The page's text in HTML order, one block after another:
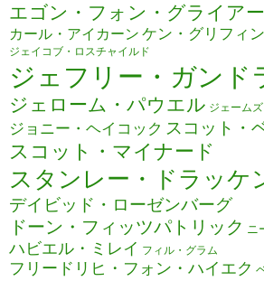
エゴン・フォン・グライア
カール・アイカーン ケン・グリフィン
ジェイコブ・ロスチャイルド
ジェフリー・ガンド
ジェローム・パウエル ジェーム
ジョニー・ヘイコック スコット・
スコット・マイナード
スタンレー・ドラッケ
デイビッド・ローゼンバーグ
ドーン・フィッツパトリック ニ
ハビエル・ミレイ フィル・グラム
フリードリヒ・フォン・ハイエク